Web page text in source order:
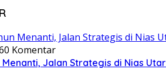
0 Komentar
Menanti, Jalan Strategis di Nias